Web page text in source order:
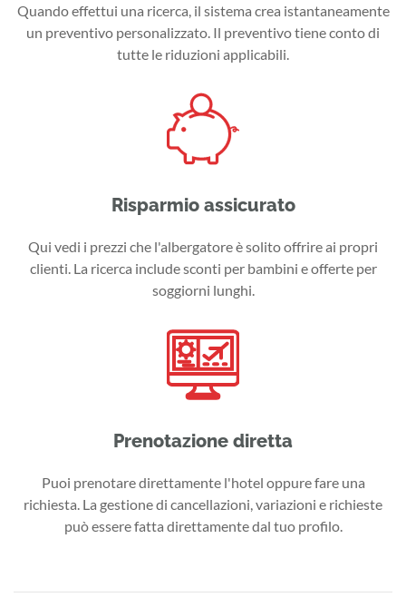
Quando effettui una ricerca, il sistema crea istantaneamente
un preventivo personalizzato. Il preventivo tiene conto di
tutte le riduzioni applicabili.
Risparmio assicurato
Qui vedi i prezzi che l'albergatore è solito offrire ai propri
clienti. La ricerca include sconti per bambini e offerte per
soggiorni lunghi.
Prenotazione diretta
Puoi prenotare direttamente l'hotel oppure fare una
richiesta. La gestione di cancellazioni, variazioni e richieste
può essere fatta direttamente dal tuo profilo.